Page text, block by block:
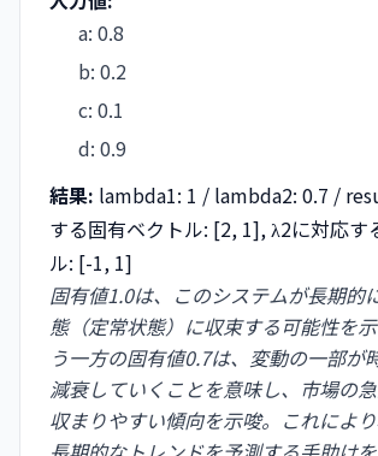
a: 0.8
b: 0.2
c: 0.1
d: 0.9
結果: lambda1: 1 / lambda2: 0.7 /
する固有ベクトル: [2, 1], λ2に対応す
ル: [-1, 1]
固有値1.0は、このシステムが長期的
態（定常状態）に収束する可能性を
う一方の固有値0.7は、変動の一部が
減衰していくことを意味し、市場の
収まりやすい傾向を示唆。これによ